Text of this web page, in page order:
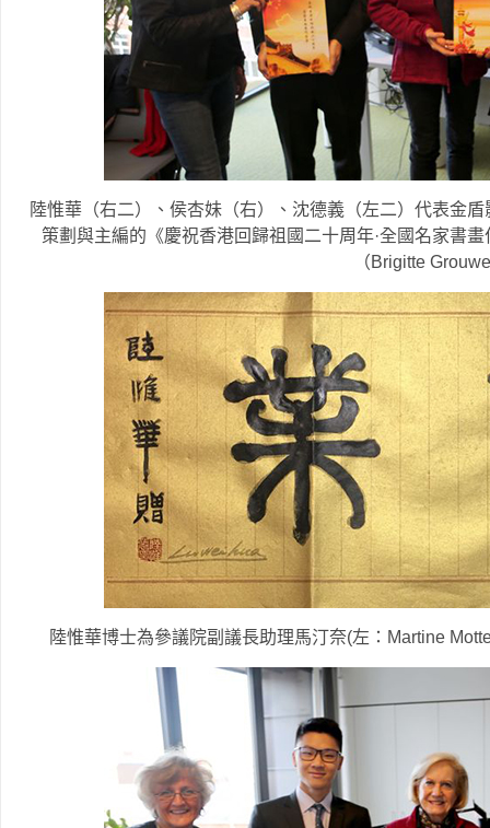
陸惟華（右二）、侯杏妹（右）、沈德義（左二）代表金
策劃與主編的《慶祝香港回歸祖國二十周年·全國名家書
（Brigitte
陸惟華博士為參議院副議長助理馬汀奈(左：Martine